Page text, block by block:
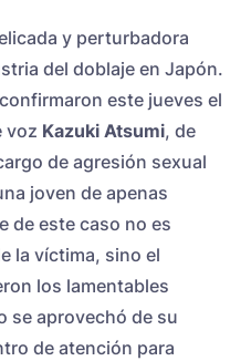
y perturbadora
del doblaje en Japón.
este jueves el
voz Kazuki Atsumi, de
de agresión sexual
joven de apenas
de este caso no es
la víctima, sino el
los lamentables
se aprovechó de su
de atención para